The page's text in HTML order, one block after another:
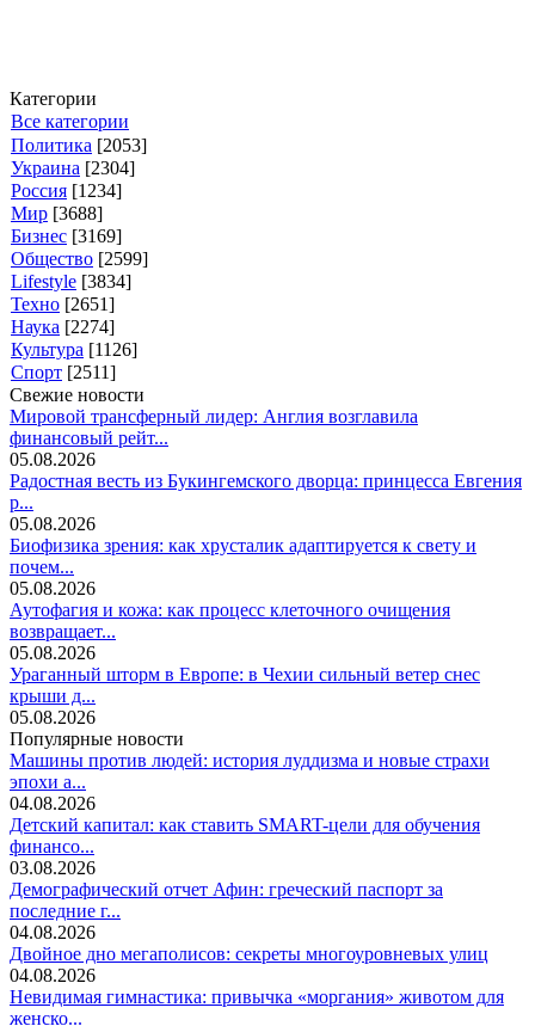
Категории
Все категории
Политика [2053]
Украина [2304]
Россия [1234]
Мир [3688]
Бизнес [3169]
Общество [2599]
Lifestyle [3834]
Техно [2651]
Наука [2274]
Культура [1126]
Спорт [2511]
Свежие новости
Мировой трансферный лидер: Англия возглавила
финансовый рейт...
05.08.2026
Радостная весть из Букингемского дворца: принцесса Евгения
р...
05.08.2026
Биофизика зрения: как хрусталик адаптируется к свету и
почем...
05.08.2026
Аутофагия и кожа: как процесс клеточного очищения
возвращает...
05.08.2026
Ураганный шторм в Европе: в Чехии сильный ветер снес
крыши д...
05.08.2026
Популярные новости
Машины против людей: история луддизма и новые страхи
эпохи а...
04.08.2026
Детский капитал: как ставить SMART-цели для обучения
финансо...
03.08.2026
Демографический отчет Афин: греческий паспорт за
последние г...
04.08.2026
Двойное дно мегаполисов: секреты многоуровневых улиц
04.08.2026
Невидимая гимнастика: привычка «моргания» животом для
женско...